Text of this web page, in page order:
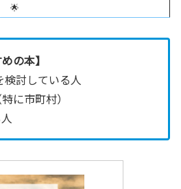
🌟
の本】
検討している人
に市町村）